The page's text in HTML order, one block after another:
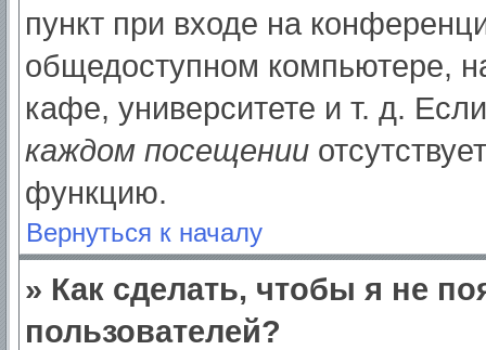
пункт при входе на
общедоступном компьютере,
кафе, университете и т. д.
каждом посещении
функцию.
Вернуться к началу
» Как сделать, чтобы я не
пользователей?